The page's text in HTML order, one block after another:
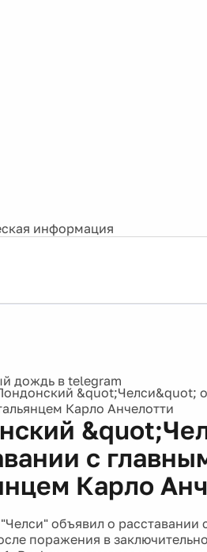
информация
&quot;Челси&quot;
Карло Анчелотти
с
Карло
объявил о
поражения в